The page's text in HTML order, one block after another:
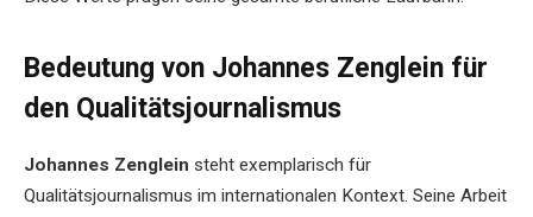
Bedeutung von Johannes Zenglein für
den Qualitätsjournalismus
Johannes Zenglein steht exemplarisch für
Qualitätsjournalismus im internationalen Kontext. Seine Arbeit